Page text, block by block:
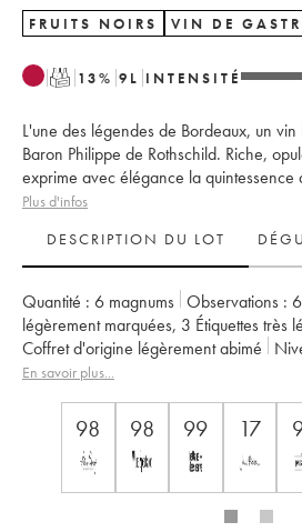
FRUITS NOIRS VIN DE
T 13% 9 L INTENSITÉ
L'une des légendes de Bordeaux, un
Baron Philippe de Rothschild. Riche,
exprime avec élégance la quintessence
Plus d'infos
DESCRIPTION DU LOT
Quantité : 6 magnums Observations :
légèrement marquées, 3 Étiquettes très
Coffret d'origine légèrement abimé
Provenance :
Classement :
1er Grand Cru Classé
Propriétaire :
Famille Rothschild
En savoir plus...
98 98 99 17